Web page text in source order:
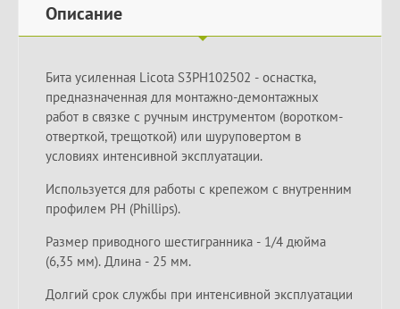
Описание
Бита усиленная Licota S3PH102502 - оснастка,
предназначенная для монтажно-демонтажных
работ в связке с ручным инструментом (воротком-
отверткой, трещоткой) или шуруповертом в
условиях интенсивной эксплуатации.
Используется для работы с крепежом с внутренним
профилем PH (Phillips).
Размер приводного шестигранника - 1/4 дюйма
(6,35 мм). Длина - 25 мм.
Долгий срок службы при интенсивной эксплуатации